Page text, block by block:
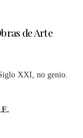
de Arte
XXI, no genio.